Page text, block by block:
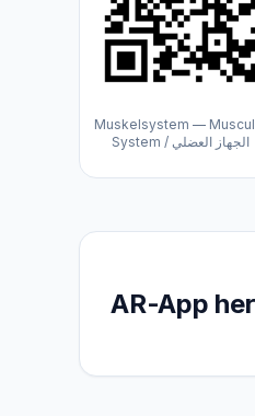
Muskelsystem —
System / الجهاز العضلي
AR-App